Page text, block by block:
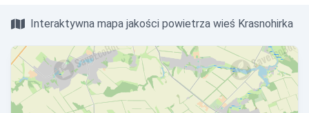
Interaktywna mapa jakości powietrza wieś Krasnohirka